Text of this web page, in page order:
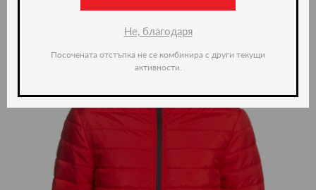
Не, благодаря
Посочената отстъпка не се комбинира с други текущи
активности.